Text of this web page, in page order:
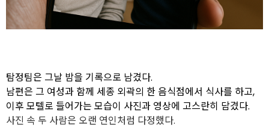
탐정팀은 그날 밤을 기록으로 남겼다.
남편은 그 여성과 함께 세종 외곽의 한 음식점에서 식사를 하고,
이후 모텔로 들어가는 모습이 사진과 영상에 고스란히 담겼다.
사진 속 두 사람은 오랜 연인처럼 다정했다.